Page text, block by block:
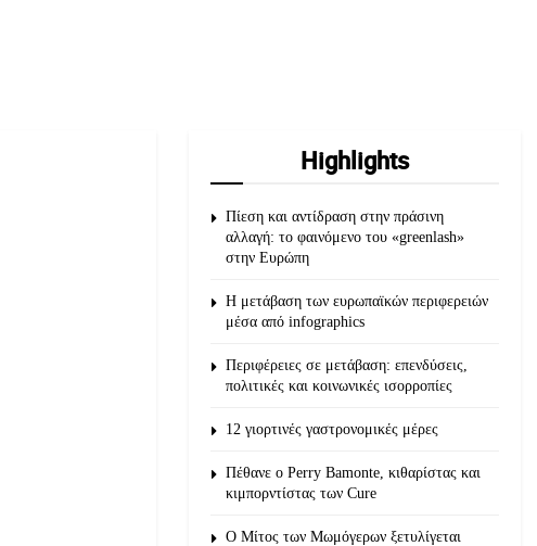
Highlights
Πίεση και αντίδραση στην πράσινη
αλλαγή: το φαινόμενο του «greenlash»
στην Ευρώπη
Η μετάβαση των ευρωπαϊκών περιφερειών
μέσα από infographics
Περιφέρειες σε μετάβαση: επενδύσεις,
πολιτικές και κοινωνικές ισορροπίες
12 γιορτινές γαστρονομικές μέρες
Πέθανε ο Perry Bamonte, κιθαρίστας και
κιμπορντίστας των Cure
O Μίτος των Μωμόγερων ξετυλίγεται